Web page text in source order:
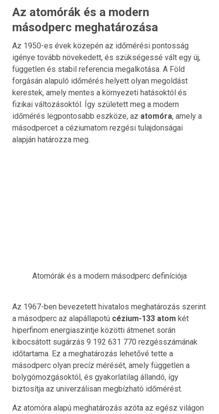
Az atomórák és a modern
másodperc meghatározása
Az 1950-es évek közepén az időmérési pontosság
igénye tovább növekedett, és szükségessé vált egy új,
független és stabil referencia megalkotása. A Föld
forgásán alapuló időmérés helyett olyan megoldást
kerestek, amely mentes a környezeti hatásoktól és
fizikai változásoktól. Így született meg a modern
időmérés legpontosabb eszköze, az atomóra, amely a
másodpercet a céziumatom rezgési tulajdonságai
alapján határozza meg.
Atomórák és a modern másodperc definíciója
Az 1967-ben bevezetett hivatalos meghatározás szerint
a másodperc az alapállapotú cézium-133 atom két
hiperfinom energiaszintje közötti átmenet során
kibocsátott sugárzás 9 192 631 770 rezgésszámának
időtartama. Ez a meghatározás lehetővé tette a
másodperc olyan precíz mérését, amely független a
bolygómozgásoktól, és gyakorlatilag állandó, így
biztosítja az univerzálisan megbízható időmérést.
Az atomóra alapú meghatározás azóta az egész világon